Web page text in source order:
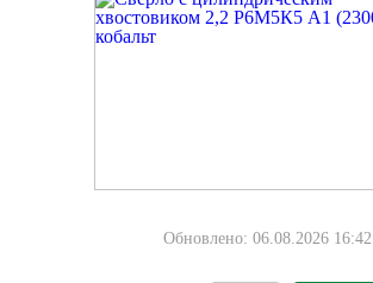
Обновлено: 06.08.2026 16:42